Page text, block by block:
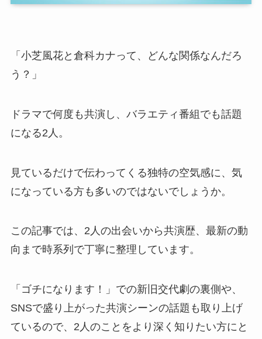
「小芝風花と倉科カナって、どんな関係なんだろ
う？」
ドラマで何度も共演し、バラエティ番組でも話題
になる2人。
見ているだけで伝わってくる独特の空気感に、気
になっている方も多いのではないでしょうか。
この記事では、2人の出会いから共演歴、最新の動
向まで時系列で丁寧に整理しています。
「ゴチになります！」での新旧交代劇の裏側や、
SNSで盛り上がった共演シーンの話題も取り上げ
ているので、2人のことをより深く知りたい方にと